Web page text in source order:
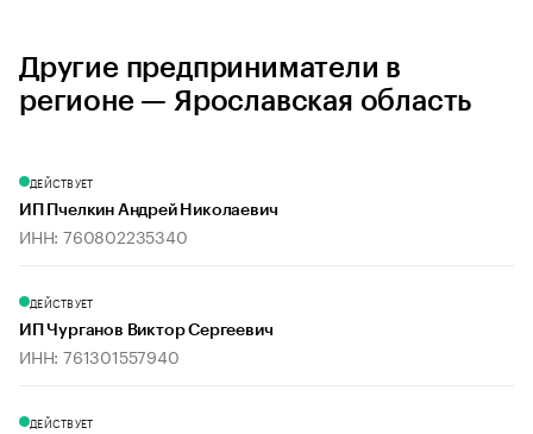
Другие предприниматели в
регионе — Ярославская область
ДЕЙСТВУЕТ
ИП Пчелкин Андрей Николаевич
ИНН: 760802235340
ДЕЙСТВУЕТ
ИП Чурганов Виктор Сергеевич
ИНН: 761301557940
ДЕЙСТВУЕТ